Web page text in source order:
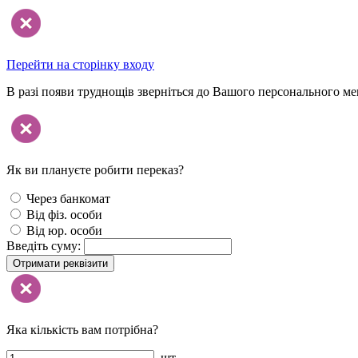
Перейти на сторінку входу
В разі появи труднощів зверніться до Вашого персонального
Як ви плануєте робити переказ?
Через банкомат
Від фіз. особи
Від юр. особи
Введіть суму:
Отримати реквізити
Яка кількість вам потрібна?